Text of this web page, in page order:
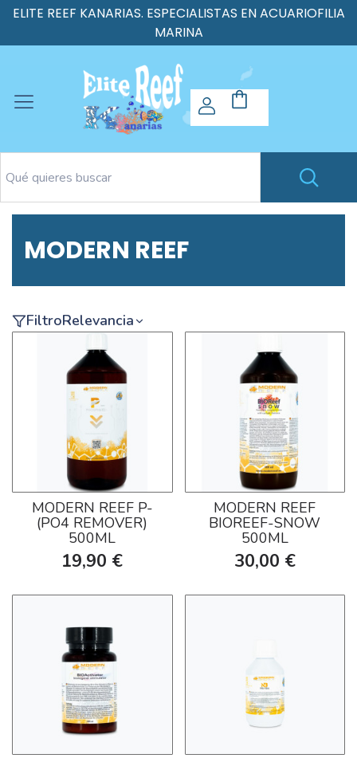
ELITE REEF KANARIAS. ESPECIALISTAS EN ACUARIOFILIA
MARINA
MODERN REEF
FiltroRelevancia
MODERN REEF P-
(PO4 REMOVER)
500ML
19,90 €
MODERN REEF
BIOREEF-SNOW
500ML
30,00 €